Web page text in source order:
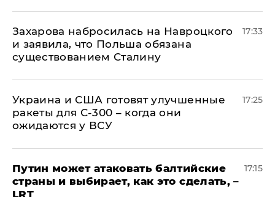
​Захарова набросилась на Навроцкого
и заявила, что Польша обязана
существованием Сталину
17:33
Украина и США готовят улучшенные
ракеты для С-300 – когда они
ожидаются у ВСУ
17:25
Путин может атаковать балтийские
страны и выбирает, как это сделать, –
LRT
17:15